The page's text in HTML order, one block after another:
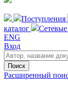
Поступления
каталог
ENG
Вход
Поиск
Расширенный